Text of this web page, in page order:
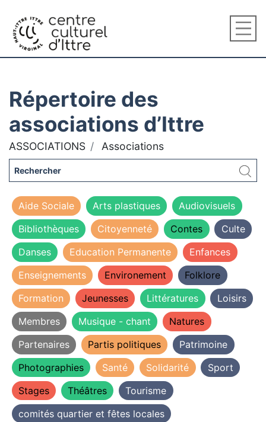
Répertoire des
associations d’Ittre
ASSOCIATIONS Associations
Aide Sociale Arts plastiques
Audiovisuels
Bibliothèques
Citoyenneté Contes
Culte
Danses
Education Permanente
Enfances
Enseignements
Environement
Folklore
Formation
Jeunesses Littératures
Loisirs
Membres
Musique - chant
Natures
Partenaires
Partis politiques
Patrimoine
Photographies
Santé Solidarité
Sport
Stages
Théâtres
Tourisme
comités quartier et fêtes locales